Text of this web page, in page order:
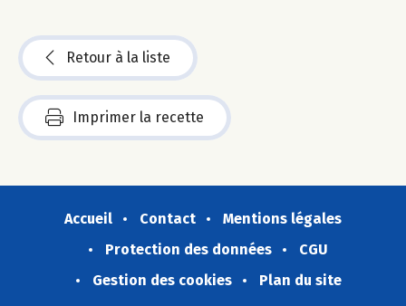
Retour à la liste
Imprimer la recette
Accueil Contact
Mentions légales
Protection des données
CGU
Gestion des cookies
Plan du site